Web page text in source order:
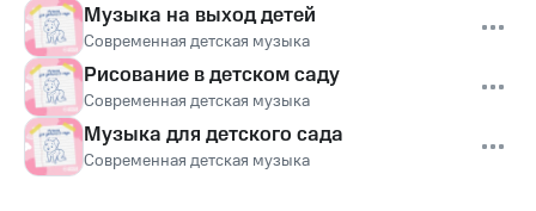
Музыка на выход детей
Современная детская музыка
Рисование в детском саду
Современная детская музыка
Музыка для детского сада
Современная детская музыка